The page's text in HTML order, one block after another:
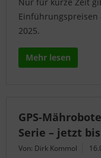
Einführungspreisen
2025.
Mehr lesen
GPS-
Serie – jetzt
Von: Dirk Kommol